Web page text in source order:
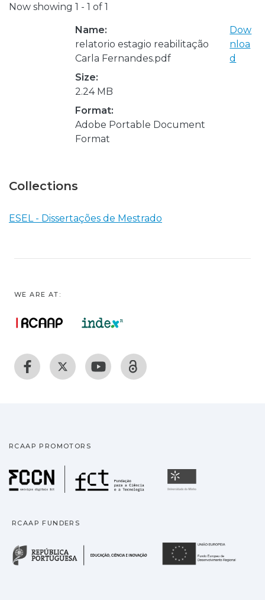
Now showing 1 - 1 of 1
Name:
relatorio estagio reabilitação
Carla Fernandes.pdf
Size:
2.24 MB
Format:
Adobe Portable Document
Format
Dow
nloa
d
Collections
ESEL - Dissertações de Mestrado
WE ARE AT:
RCAAP PROMOTORS
Fundação para a
RCAAP FUNDERS
República Portuguesa